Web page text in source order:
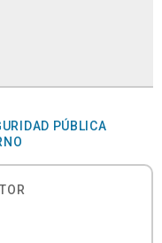
PÚBLICA